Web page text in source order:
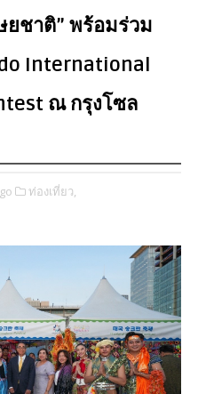
ชาติ” พร้อมร่วม
International
ณ กรุงโซล
ท่องเที่ยว,